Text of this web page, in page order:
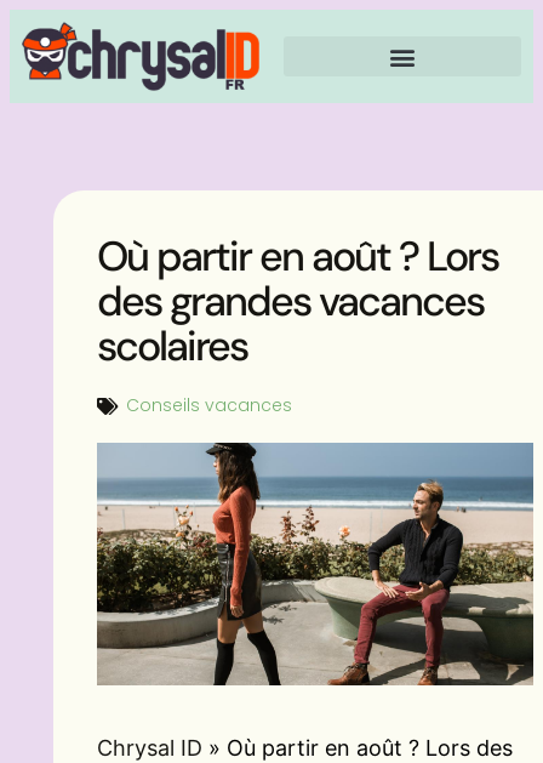
Où partir en août ? Lors
des grandes vacances
scolaires
Conseils vacances
Chrysal ID » Où partir en août ? Lors des